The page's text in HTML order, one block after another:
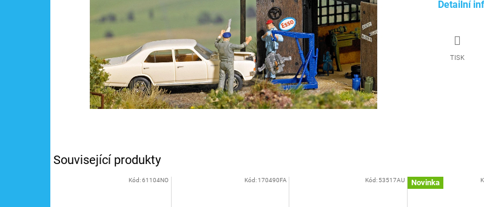
Detailní
TISK
Související produkty
Kód:61104NO Kód: 170490FA Kód: 53517AU Novinka